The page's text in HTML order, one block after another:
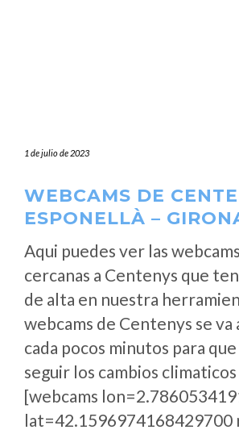
1 de julio de 2023
WEBCAMS DE
ESPONELLÀ –
Aqui puedes ver las
cercanas a Centenys que
de alta en nuestra
webcams de Centenys se va
cada pocos minutos para
seguir los cambios climaticos
[webcams
lat=42.1596974168429700